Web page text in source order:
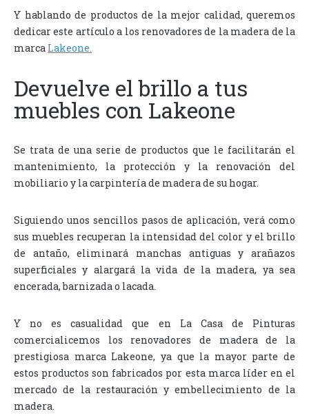
Y hablando de productos de la mejor calidad, queremos
dedicar este artículo a los renovadores de la madera de la
marca Lakeone.
Devuelve el brillo a tus
muebles con Lakeone
Se trata de una serie de productos que le facilitarán el
mantenimiento, la protección y la renovación del
mobiliario y la carpintería de madera de su hogar.
Siguiendo unos sencillos pasos de aplicación, verá como
sus muebles recuperan la intensidad del color y el brillo
de antaño, eliminará manchas antiguas y arañazos
superficiales y alargará la vida de la madera, ya sea
encerada, barnizada o lacada.
Y no es casualidad que en La Casa de Pinturas
comercialicemos los renovadores de madera de la
prestigiosa marca Lakeone, ya que la mayor parte de
estos productos son fabricados por esta marca líder en el
mercado de la restauración y embellecimiento de la
madera.